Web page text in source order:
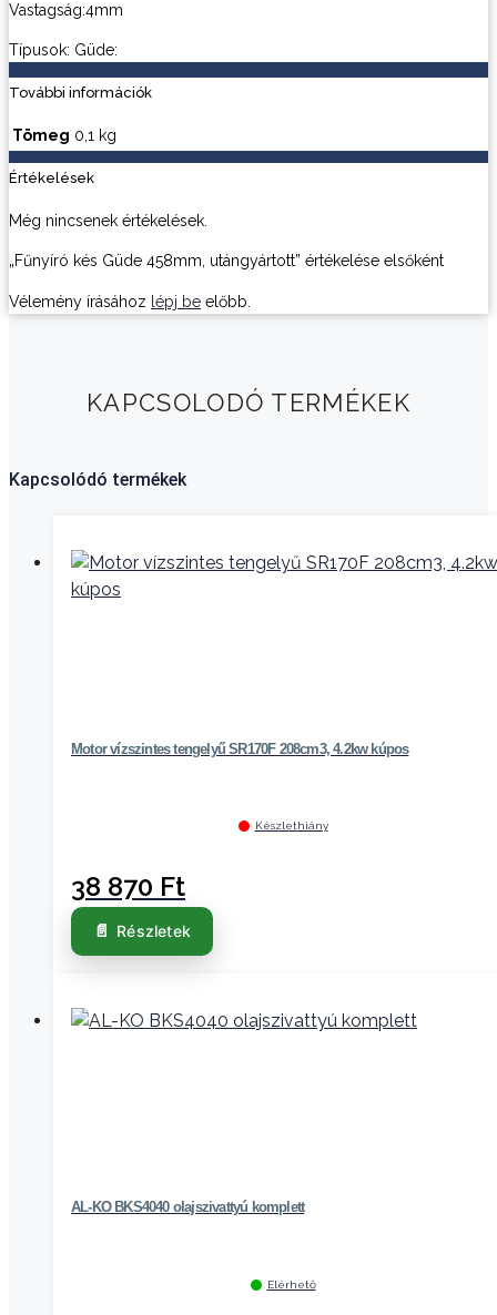
Vastagság:4mm
Típusok: Güde:
További információk
Tömeg 0,1 kg
Értékelések
Még nincsenek értékelések.
„Fűnyíró kés Güde 458mm, utángyártott” értékelése elsőként
Vélemény írásához lépj be előbb.
KAPCSOLODÓ TERMÉKEK
Kapcsolódó termékek
Motor vízszintes tengelyű SR170F 208cm3, 4.2kw kúpos
Készlethiány
38 870 Ft
Részletek
AL-KO BKS4040 olajszivattyú komplett
Elérhető